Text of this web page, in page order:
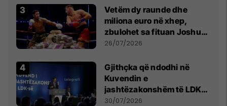
Vetëm dy raunde dhe
miliona euro në xhep,
zbulohet sa fituan Joshua
e Prenga
26/07/2026
Gjithçka që ndodhi në
Kuvendin e
jashtëzakonshëm të LDK-
së
30/07/2026